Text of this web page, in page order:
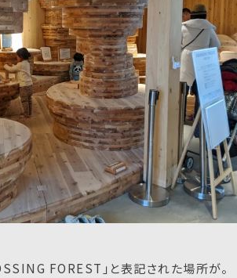
FOREST」と表記された場所が。